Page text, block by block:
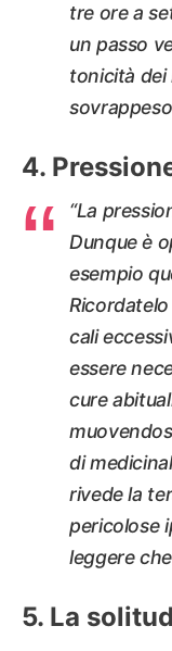
tre ore a
un passo
tonicità dei
“La
Dunque è
esempio
cali
essere
cure
di
rivede la
pericolose
leggere che
La